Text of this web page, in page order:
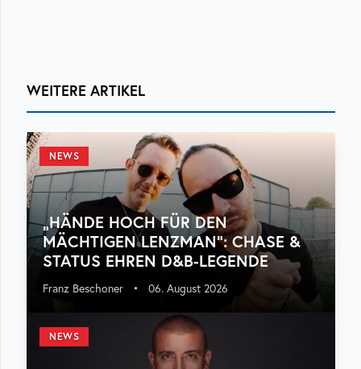
WEITERE ARTIKEL
NEWS
„HÄNDE HOCH FÜR DEN
MÄCHTIGEN LENZMAN“: CHASE &
STATUS EHREN D&B-LEGENDE
Franz Beschoner • 06. August 2026
NEWS